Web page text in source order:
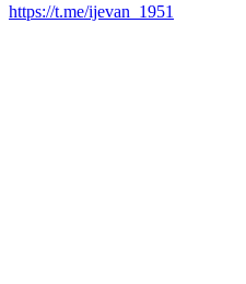
https://t.me/ijevan_1951